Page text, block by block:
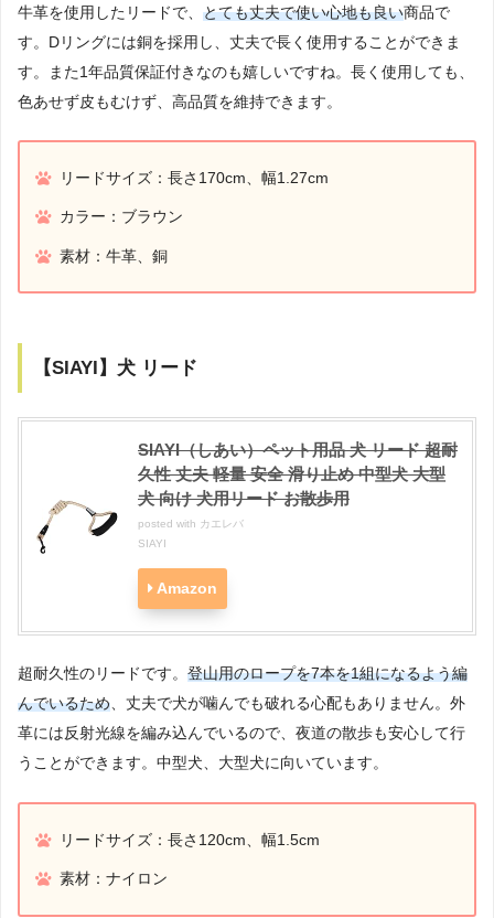
牛革を使用したリードで、 とても丈夫で使い心地も良い商品で
す。Dリングには銅を採用し、丈夫で長く使用することができま
す。また1年品質保証付きなのも嬉しいですね。長く使用しても、
色あせず皮もむけず、高品質を維持できます。
リードサイズ：長さ170cm、幅1.27cm
カラー：ブラウン
素材：牛革、銅
【SIAYI】犬 リード
SIAYI（しあい）ペット用品 犬 リード 超耐
久性 丈夫 軽量 安全 滑り止め 中型犬 大型
犬 向け 犬用リード お散歩用
posted with カエレバ
SIAYI
Amazon
超耐久性のリードです。 登山用のロープを7本を1組になるよう編
んでいるため、丈夫で犬が噛んでも破れる心配もありません。外
革には反射光線を編み込んでいるので、夜道の散歩も安心して行
うことができます。中型犬、大型犬に向いています。
リードサイズ：長さ120cm、幅1.5cm
素材：ナイロン